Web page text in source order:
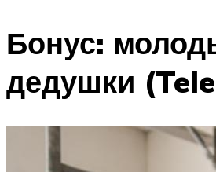
Бонус:
дедушки